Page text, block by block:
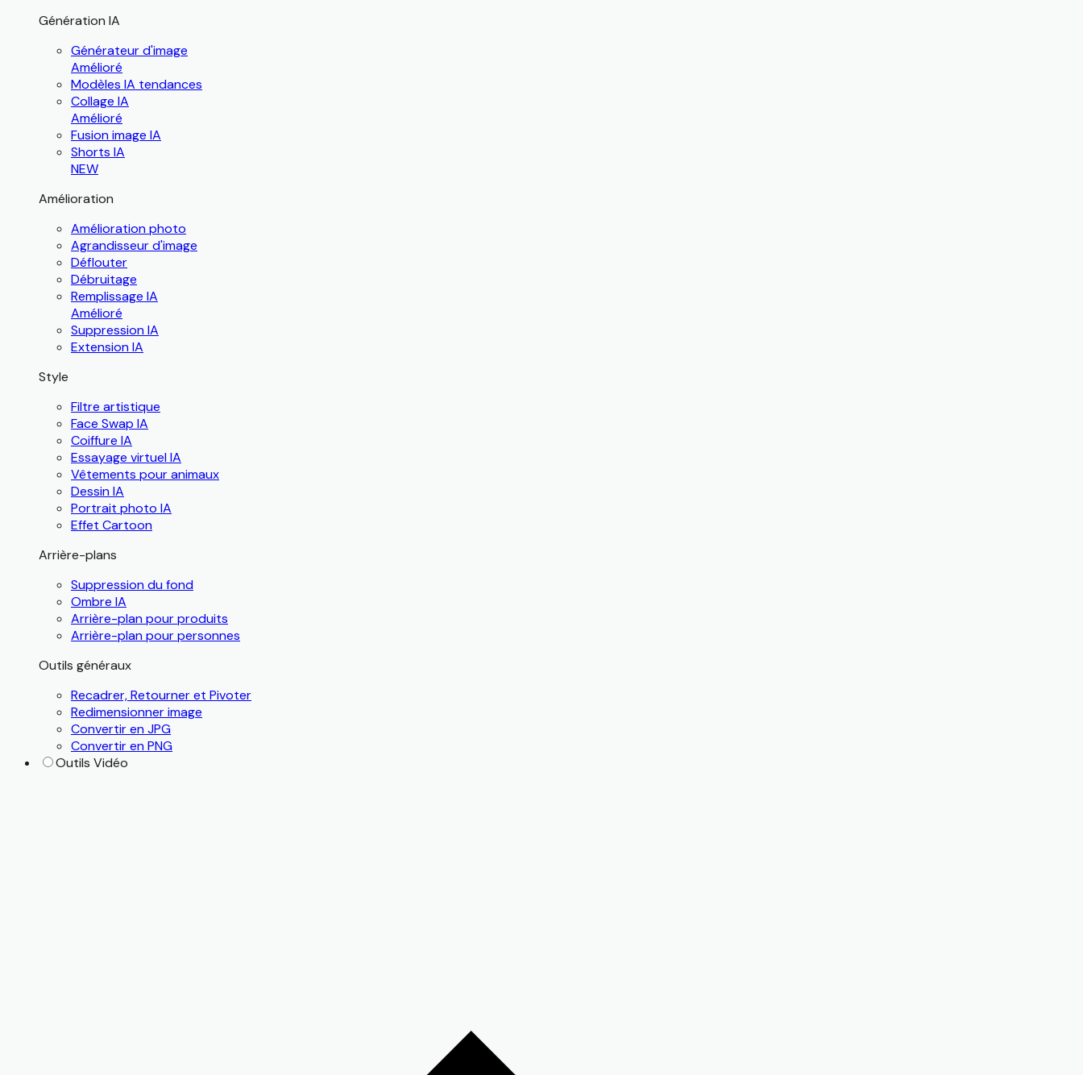
Génération IA
Générateur d'image
Amélioré
Modèles IA tendances
Collage IA
Amélioré
Fusion image IA
Shorts IA
NEW
Amélioration
Amélioration photo
Agrandisseur d'image
Déflouter
Débruitage
Remplissage IA
Amélioré
Suppression IA
Extension IA
Style
Filtre artistique
Face Swap IA
Coiffure IA
Essayage virtuel IA
Vêtements pour animaux
Dessin IA
Portrait photo IA
Effet Cartoon
Arrière-plans
Suppression du fond
Ombre IA
Arrière-plan pour produits
Arrière-plan pour personnes
Outils généraux
Recadrer, Retourner et Pivoter
Redimensionner image
Convertir en JPG
Convertir en PNG
Outils Vidéo